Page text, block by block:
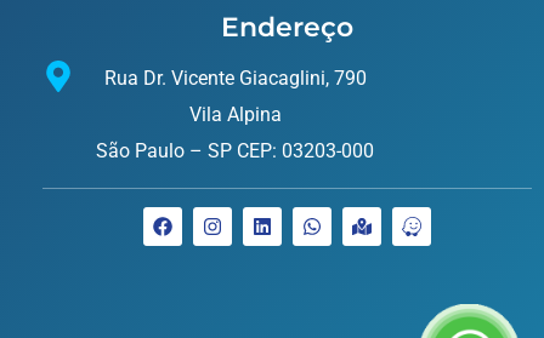
Endereço
Rua Dr. Vicente Giacaglini, 790
Vila Alpina
São Paulo – SP CEP: 03203-000